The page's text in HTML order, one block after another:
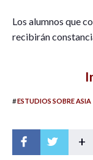
Los alumnos que
recibirán
#ESTUDIOS SOBRE ASIA
+